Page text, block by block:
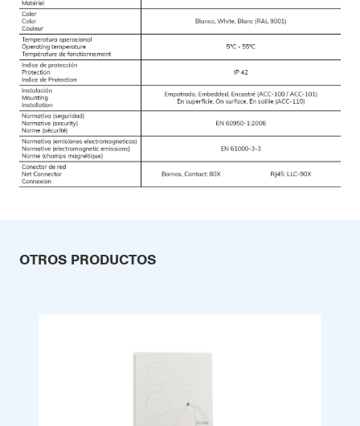
OTROS PRODUCTOS